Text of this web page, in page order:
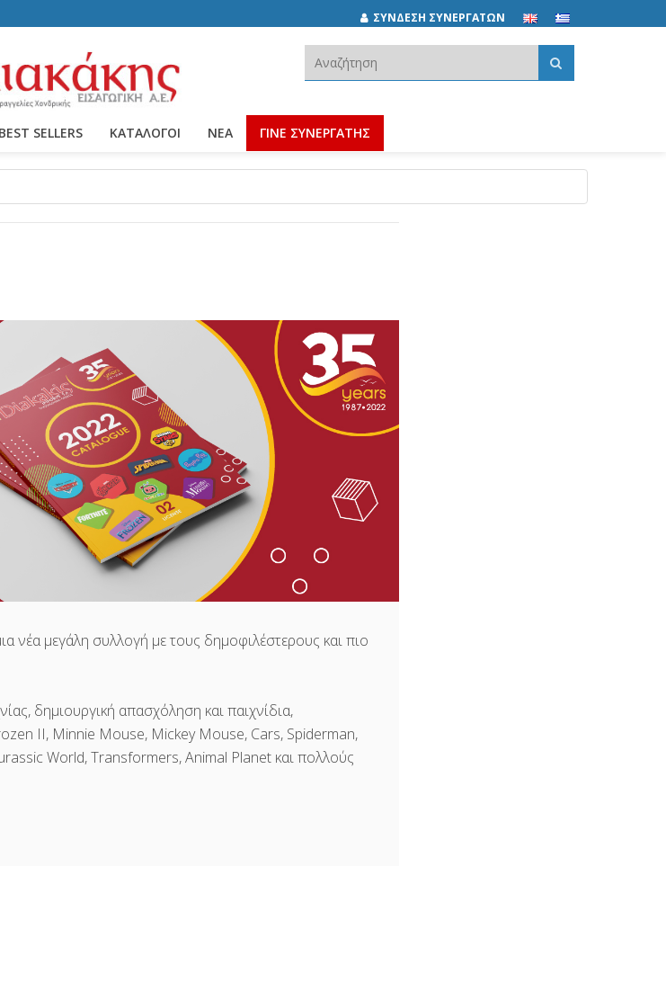
ΣΥΝΔΕΣΗ ΣΥΝΕΡΓΑΤΩΝ
BEST SELLERS ΚΑΤΆΛΟΓΟΙ ΝΈΑ ΓΙΝΕ ΣΥΝΕΡΓΑΤΗΣ
Αναζήτηση:
νέα μεγάλη συλλογή με τους δημοφιλέστερους και πιο
δημιουργική απασχόληση και παιχνίδια,
II, Minnie Mouse, Mickey Mouse, Cars, Spiderman,
World, Transformers, Animal Planet και πολλούς